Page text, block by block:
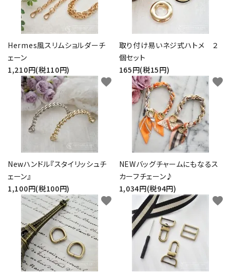
Hermes風スリムショルダーチ
ェーン
1,210円(税110円)
取り付け易いネジ式ハトメ ２
個セット
165円(税15円)
Newハンドル『スタイリッシュチ
ェーン』
1,100円(税100円)
favorite
NEWバッグチャームにもなるス
カーフチェーン♪
1,034円(税94円)
favorite
favorite favorite